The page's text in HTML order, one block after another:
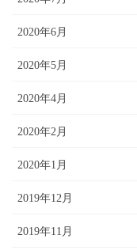
2020年6月
2020年5月
2020年4月
2020年2月
2020年1月
2019年12月
2019年11月